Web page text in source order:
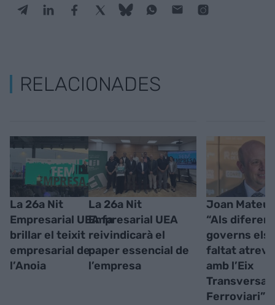
RELACIONADES
La 26a Nit
Empresarial UEA fa
brillar el teixit
empresarial de
l’Anoia
La 26a Nit
Empresarial UEA
reivindicarà el
paper essencial de
l’empresa
Joan Mateu
“Als
governs els
faltat
amb l’Eix
Transversal
Ferroviari”